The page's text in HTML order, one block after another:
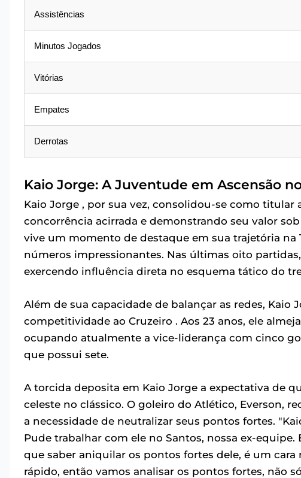
Assistências
Minutos Jogados
Vitórias
Empates
Derrotas
Kaio Jorge: A Juventude em Ascensão
Kaio Jorge , por sua vez, consolidou-se como titular
concorrência acirrada e demonstrando seu valor
vive um momento de destaque em sua trajetória na
números impressionantes. Nas últimas oito
exercendo influência direta no esquema tático do
Além de sua capacidade de balançar as redes, Kaio
competitividade ao Cruzeiro . Aos 23 anos, ele
ocupando atualmente a vice-liderança com cinco
que possui sete.
A torcida deposita em Kaio Jorge a expectativa de
celeste no clássico. O goleiro do Atlético, Everson,
a necessidade de neutralizar seus pontos fortes.
Pude trabalhar com ele no Santos, nossa ex-
que saber aniquilar os pontos fortes dele, é um
rápido, então vamos analisar os pontos fortes, não